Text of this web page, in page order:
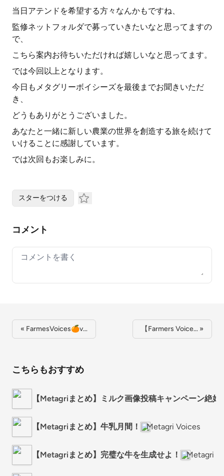
当日アテンドを希望する方々なんかもですね、
監修ネットフォルダで募っていきたいなと思ってますの
で、
こちら案内お待ちいただければ嬉しいなと思ってます。
では今回以上となります。
今日もメタグリーボイシーズを最後までお聞きいただ
き、
どうもありがとうございました。
あなたと一緒に新しい農業の世界を創造する旅を続けて
いけることに感謝しています。
では次回もお楽しみに。
スターをつける
コメント
Your comment
« FarmesVoices🍊v… 【Farmers Voice… »
こちらもおすすめ
【Metagriまとめ】ミルク画像投稿キャンペーン絶好
【Metagriまとめ】牛乳月間！ Metagri Voices
【Metagriまとめ】完璧な牛を生成せよ！ Metagri